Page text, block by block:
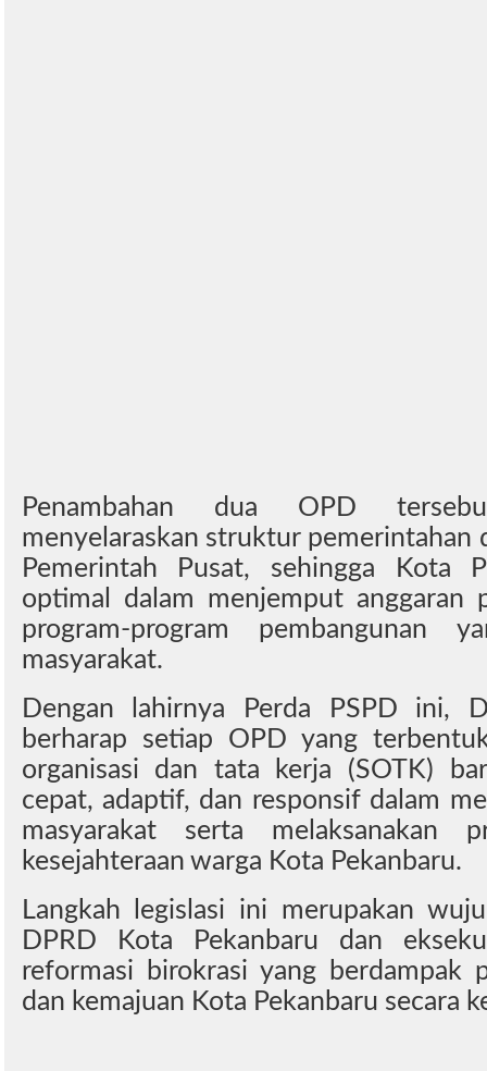
Penambahan dua OPD
menyelaraskan struktur pemerintahan
Pemerintah Pusat, sehingga Kota
optimal dalam menjemput anggaran
program-program pembangunan
masyarakat.
Dengan lahirnya Perda PSPD ini,
berharap setiap OPD yang
organisasi dan tata kerja (SOTK)
cepat, adaptif, dan responsif dalam
masyarakat serta melaksanakan
kesejahteraan warga Kota Pekanbaru.
Langkah legislasi ini merupakan
DPRD Kota Pekanbaru dan
reformasi birokrasi yang berdampak
dan kemajuan Kota Pekanbaru secara